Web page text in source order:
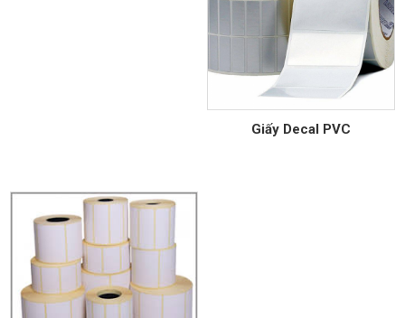
Giấy Decal PVC